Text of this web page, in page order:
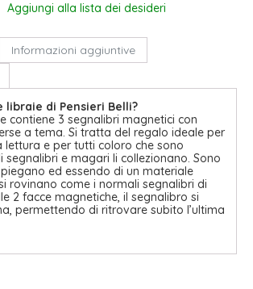
Aggiungi alla lista dei desideri
Informazioni aggiuntive
libraie di Pensieri Belli?
contiene 3 segnalibri magnetici con
a tema. Si tratta del regalo ideale per
lettura e per tutti coloro che sono
segnalibri e magari li collezionano. Sono
ed essendo di un materiale
rovinano come i normali segnalibri di
2 facce magnetiche, il segnalibro si
permettendo di ritrovare subito l’ultima